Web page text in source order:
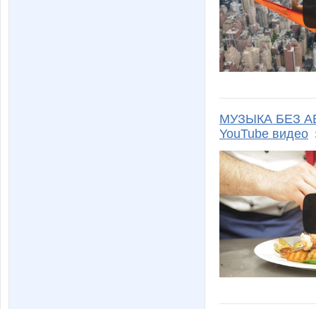
МУЗЫКА БЕЗ
YouTube видео